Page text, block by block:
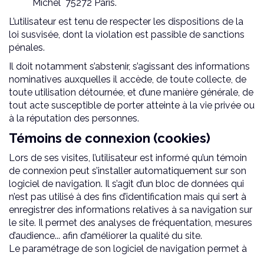
Michel 75272 Paris.
L’utilisateur est tenu de respecter les dispositions de la
loi susvisée, dont la violation est passible de sanctions
pénales.
Il doit notamment s’abstenir, s’agissant des informations
nominatives auxquelles il accède, de toute collecte, de
toute utilisation détournée, et d’une manière générale, de
tout acte susceptible de porter atteinte à la vie privée ou
à la réputation des personnes.
Témoins de connexion (cookies)
Lors de ses visites, l’utilisateur est informé qu’un témoin
de connexion peut s’installer automatiquement sur son
logiciel de navigation. Il s’agit d’un bloc de données qui
n’est pas utilisé à des fins d’identification mais qui sert à
enregistrer des informations relatives à sa navigation sur
le site. Il permet des analyses de fréquentation, mesures
d’audience... afin d’améliorer la qualité du site.
Le paramétrage de son logiciel de navigation permet à